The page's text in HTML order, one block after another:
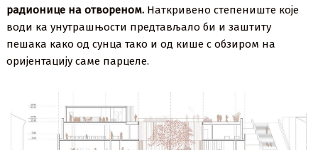
радионице на отвореном. Наткривено степениште које
води ка унутрашњости предтављало би и заштиту
пешака како од сунца тако и од кише с обзиром на
оријентацију саме парцеле.